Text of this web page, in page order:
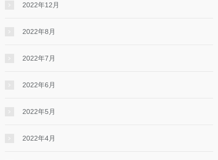
2022年12月
2022年8月
2022年7月
2022年6月
2022年5月
2022年4月